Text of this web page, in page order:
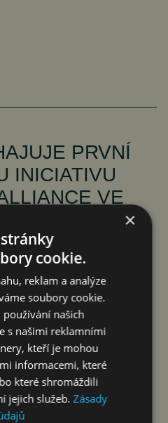
PRVNÍ
INICIATIVU
VE
PRNewswire)
první indonéská
na FAST (Free Ad-
tj. bezplatné
×
cookie.
reklam a analýze
soubory cookie.
našich
s našimi reklamními
kteří je mohou
informacemi, které
které shromáždili
jejich služeb.Zásady